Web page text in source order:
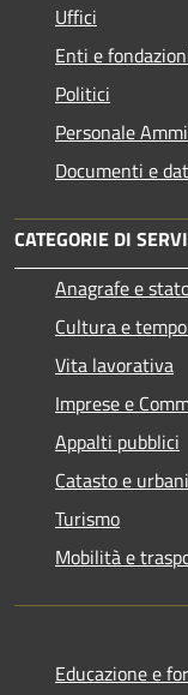
Uffici
Enti e
Politici
Personale
Documenti e
CATEGORIE DI
Anagrafe e
Cultura e
Vita lavorativa
Imprese e
Appalti pubblici
Catasto e
Turismo
Mobilità e
Educazione e